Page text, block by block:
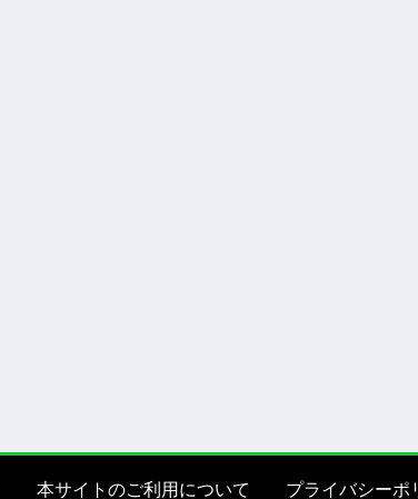
本サイトのご利用について プライバシーポ